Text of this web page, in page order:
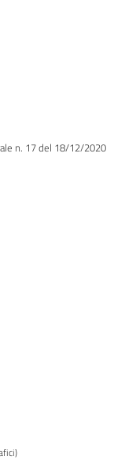
n. 17 del 18/12/2020